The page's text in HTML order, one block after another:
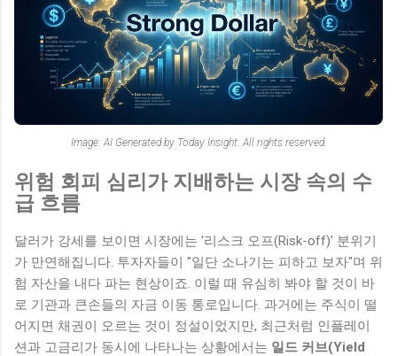
Image: AI Generated by Today Insight. All rights reserved.
위험 회피 심리가 지배하는 시장 속의 수
급 흐름
달러가 강세를 보이면 시장에는 '리스크 오프(Risk-off)' 분위기
가 만연해집니다. 투자자들이 "일단 소나기는 피하고 보자"며 위
험 자산을 내다 파는 현상이죠. 이럴 때 유심히 봐야 할 것이 바
로 기관과 큰손들의 자금 이동 통로입니다. 과거에는 주식이 떨
어지면 채권이 오르는 것이 정설이었지만, 최근처럼 인플레이
션과 고금리가 동시에 나타나는 상황에서는 일드 커브(Yield